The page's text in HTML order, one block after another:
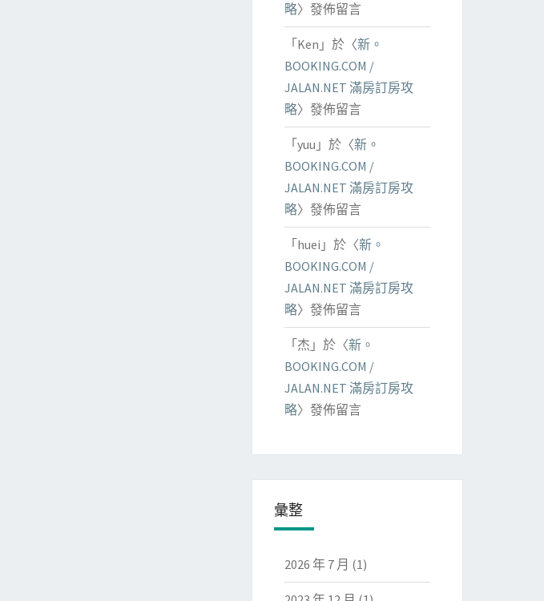
略〉發佈留言
「 Ken 」於〈新。
BOOKING.COM /
JALAN.NET 滿房訂房攻
略〉發佈留言
「 yuu 」於〈新。
BOOKING.COM /
JALAN.NET 滿房訂房攻
略〉發佈留言
「 huei 」於〈新。
BOOKING.COM /
JALAN.NET 滿房訂房攻
略〉發佈留言
「 杰 」於〈新。
BOOKING.COM /
JALAN.NET 滿房訂房攻
略〉發佈留言
彙整
2026 年 7 月 (1)